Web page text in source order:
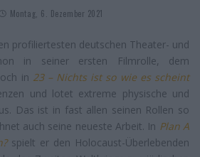
Montag, 6. Dezember 2021
profiliertesten deutschen Theater- und
in seiner ersten Filmrolle, dem
in 23 – Nichts ist so wie es scheint
und lotet extreme physische und
Das ist in fast allen seinen Rollen so
auch seine neueste Arbeit. In Plan A
spielt er den Holocaust-Überlebenden